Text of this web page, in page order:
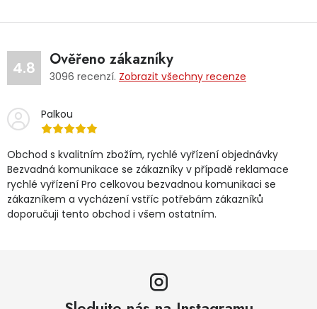
4.8 Ověřeno zákazníky
3096 recenzí. Zobrazit všechny recenze
Palkou
Obchod s kvalitním zbožím, rychlé vyřízení objednávky
Bezvadná komunikace se zákazníky v případě reklamace
rychlé vyřízení Pro celkovou bezvadnou komunikaci se
zákazníkem a vycházení vstříc potřebám zákazníků
doporučuji tento obchod i všem ostatním.